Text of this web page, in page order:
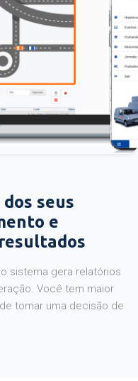
seus
e
sistema gera relatórios
Você tem maior
tomar uma decisão de